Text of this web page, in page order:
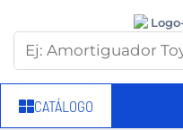
CATÁLOGO